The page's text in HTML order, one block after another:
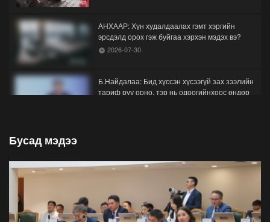
АНХААР: Хүн худалдаалах гэмт хэргийн
эрсдэлд орох гэж буйгаа хэрхэн мэдэх вэ?
2026-07-30
Б.Найдалаа: Бид хүссэн хүсээгүй зах зээлийн
тариф руу орно, тэр нь одоогийнхоос өндөр
2026-07-22
С.Амарсайхан: Фэйсбүүкээр ангийн групп чат
нээдэг, үүгээр даалгавраа өгдгийг зогсоож,
хаана
Бусад мэдээ